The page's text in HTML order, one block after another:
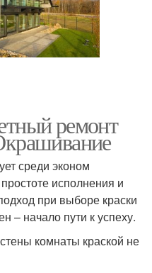
ремонт
среди эконом
исполнения и
при выборе краски
– начало пути к успеху.
комнаты краской не